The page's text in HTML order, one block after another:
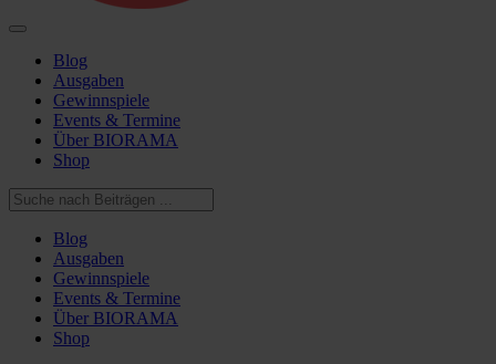
Blog
Ausgaben
Gewinnspiele
Events & Termine
Über BIORAMA
Shop
Blog
Ausgaben
Gewinnspiele
Events & Termine
Über BIORAMA
Shop